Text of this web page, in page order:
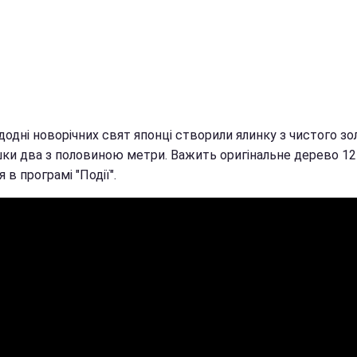
новорічних свят японці створили ялинку з чистого
два з половиною метри. Важить оригінальне дерево 12
в програмі "Події".